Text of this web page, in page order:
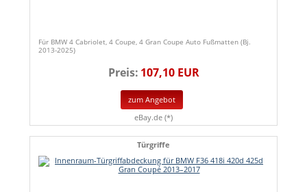
Für BMW 4 Cabriolet, 4 Coupe, 4 Gran Coupe Auto Fußmatten (Bj.
2013-2025)
Preis: 107,10 EUR
zum Angebot
eBay.de (*)
Türgriffe